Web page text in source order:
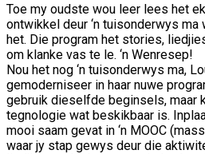
Toe my oudste wou leer lees het
ontwikkel deur ‘n tuisonderwys
het. Die program het stories,
om klanke vas te le. ‘n Wenresep!
Nou het nog ‘n tuisonderwys ma,
gemoderniseer in haar nuwe
gebruik dieselfde beginsels, maar
tegnologie wat beskikbaar is.
mooi saam gevat in ‘n MOOC
waar jy stap gewys deur die